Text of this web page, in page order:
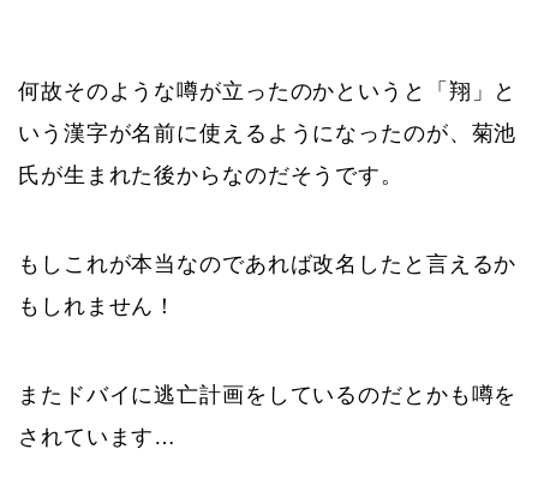
何故そのような噂が立ったのかというと「翔」と
いう漢字が名前に使えるようになったのが、菊池
氏が生まれた後からなのだそうです。
もしこれが本当なのであれば改名したと言えるか
もしれません！
またドバイに逃亡計画をしているのだとかも噂を
されています…